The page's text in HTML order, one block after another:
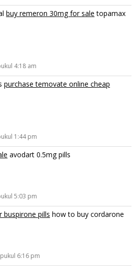
buy remeron 30mg for sale topamax
4:18 am
purchase temovate online cheap
1:44 pm
avodart 0.5mg pills
5:03 pm
buspirone pills how to buy cordarone
6:16 pm